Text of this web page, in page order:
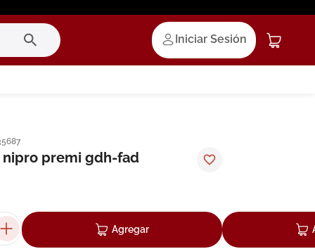
Iniciar Sesión
premi gdh-fad
Agregar